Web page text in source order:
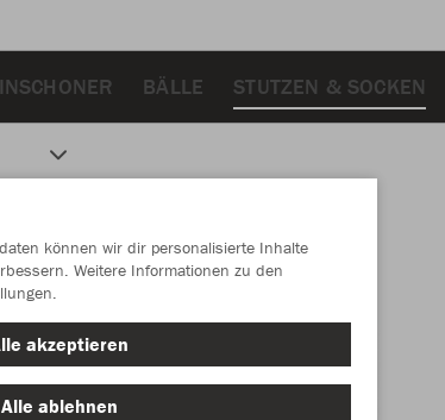
BÄLLE STUTZEN & SOCKEN
können wir dir personalisierte Inhalte
Weitere Informationen zu den
akzeptieren
Alle ablehnen